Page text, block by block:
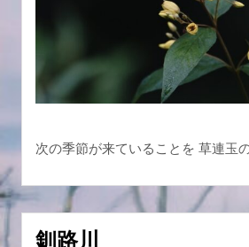
次の季節が来ていることを 草連玉
釧路川